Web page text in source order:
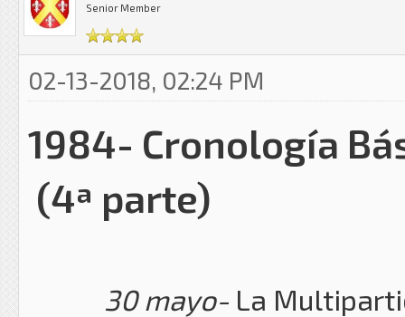
Senior Member
02-13-2018, 02:24 PM
1984- Cronología
(4ª parte)
30 mayo- La